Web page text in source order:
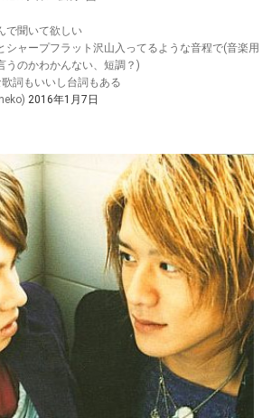
で聞いて欲しい
シャープフラット沢山入ってるような音程で(音楽用
うのかわかんない、短調？)
詞もいいし台詞もある
2016年1月7日